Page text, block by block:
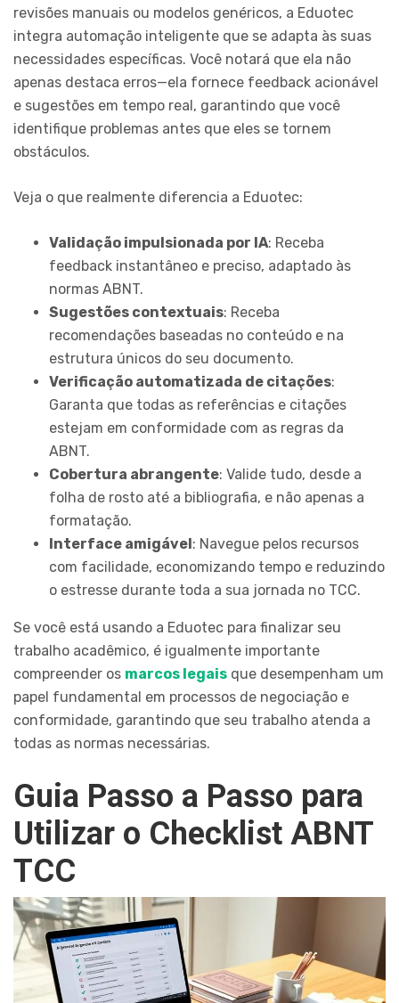
revisões manuais ou modelos genéricos, a Eduotec
integra automação inteligente que se adapta às suas
necessidades específicas. Você notará que ela não
apenas destaca erros—ela fornece feedback acionável
e sugestões em tempo real, garantindo que você
identifique problemas antes que eles se tornem
obstáculos.
Veja o que realmente diferencia a Eduotec:
Validação impulsionada por IA: Receba
feedback instantâneo e preciso, adaptado às
normas ABNT.
Sugestões contextuais: Receba
recomendações baseadas no conteúdo e na
estrutura únicos do seu documento.
Verificação automatizada de citações:
Garanta que todas as referências e citações
estejam em conformidade com as regras da
ABNT.
Cobertura abrangente: Valide tudo, desde a
folha de rosto até a bibliografia, e não apenas a
formatação.
Interface amigável : Navegue pelos recursos
com facilidade, economizando tempo e reduzindo
o estresse durante toda a sua jornada no TCC.
Se você está usando a Eduotec para finalizar seu
trabalho acadêmico, é igualmente importante
compreender os marcos legais que desempenham um
papel fundamental em processos de negociação e
conformidade, garantindo que seu trabalho atenda a
todas as normas necessárias.
Guia Passo a Passo para
Utilizar o Checklist ABNT
TCC